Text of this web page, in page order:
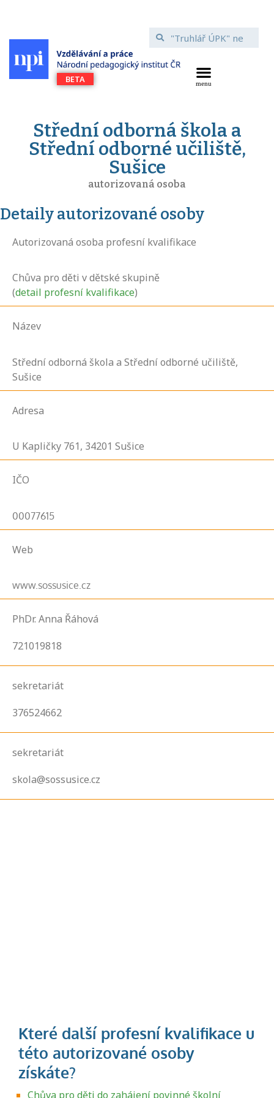
Střední odborná škola a
Střední odborné učiliště,
Sušice
autorizovaná osoba
Detaily autorizované osoby
Autorizovaná osoba profesní kvalifikace
Chůva pro děti v dětské skupině
(detail profesní kvalifikace)
Název
Střední odborná škola a Střední odborné učiliště,
Sušice
Adresa
U Kapličky 761, 34201 Sušice
IČO
00077615
Web
www.sossusice.cz
PhDr. Anna Řáhová
721019818
sekretariát
376524662
sekretariát
skola@sossusice.cz
Chůva pro děti do zahájení povinné školní